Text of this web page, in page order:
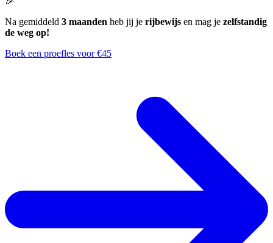
Na gemiddeld 3 maanden heb jij je rijbewijs en mag je zelfstandig
de weg op!
Boek een proefles voor €45